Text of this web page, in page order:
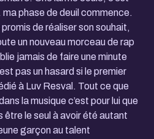
phase de deuil commence.
de réaliser son souhait,
un nouveau morceau de rap
jamais de faire une minute
pas un hasard si le premier
à Luv Resval. Tout ce que
la musique c’est pour lui que
être le seul à avoir été autant
garçon au talent